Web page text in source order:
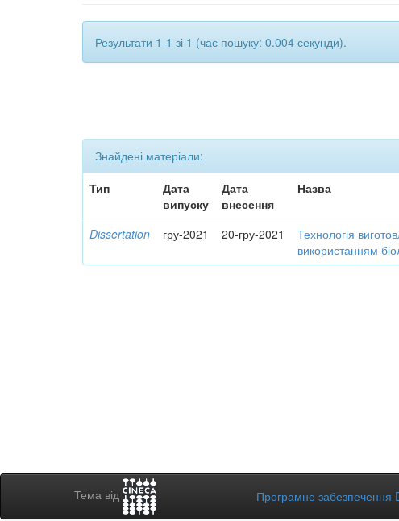
Результати 1-1 зі 1 (час пошуку: 0.004 секунди).
Знайдені матеріали:
Тип
Дата
випуску
Дата
внесення
Назва
Dissertation гру-2021 20-гру-2021
Технологія
використанням
Тема від Програмне забезпечення